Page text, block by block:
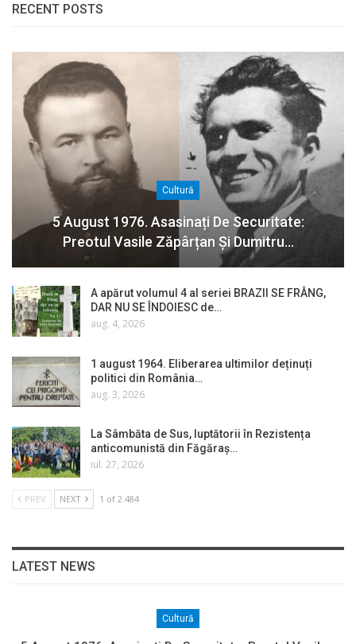
RECENT POSTS
Cultură
5 August 1976. Asasinați De Securitate:
Preotul Vasile Zăpârțan Și Dumitru…
A apărut volumul 4 al seriei BRAZII SE FRÂNG,
DAR NU SE ÎNDOIESC de…
aug. 4, 2026
1 august 1964. Eliberarea ultimilor deținuți
politici din România…
aug. 3, 2026
La Sâmbăta de Sus, luptătorii în Rezistența
anticomunistă din Făgăraș…
iul. 27, 2026
PREV NEXT 1 of 2.484
LATEST NEWS
Cultură